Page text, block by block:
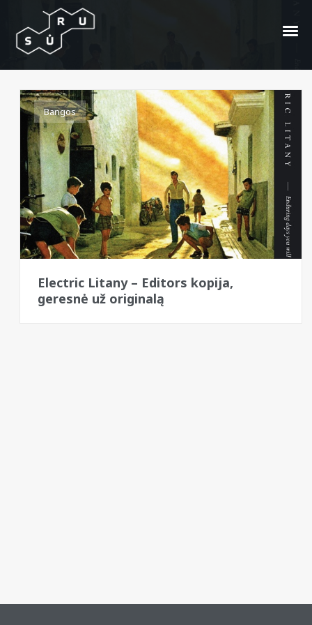
Alexandros Miaris
Bangos
Electric Litany – Editors kopija,
geresnė už originalą